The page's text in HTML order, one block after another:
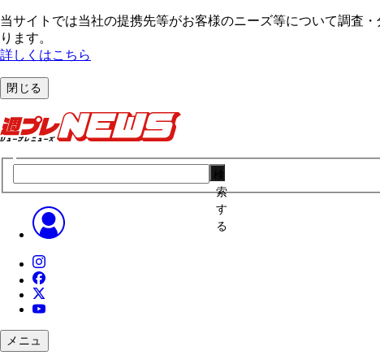
当サイトでは当社の提携先等がお客様のニーズ等について調査
ります。
詳しくはこちら
閉じる
索
す
る
メニュ